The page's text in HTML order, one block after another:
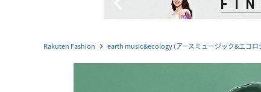
Rakuten Fashion navigate_next earth music&ecology (アースミュージック&エコロ